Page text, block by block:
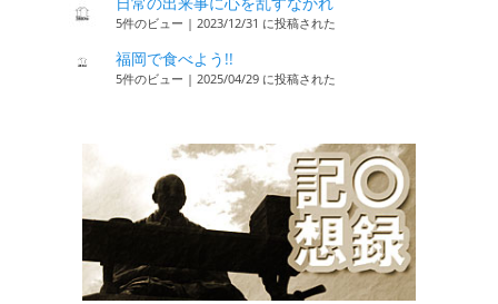
5件のビュー | 2023/12/31 に投稿された
福岡で食べよう!!
5件のビュー | 2025/04/29 に投稿された